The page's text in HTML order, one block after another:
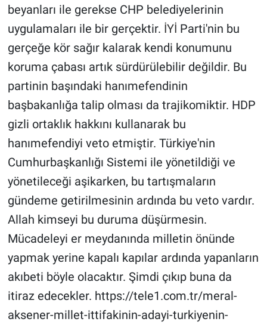
beyanları ile gerekse CHP belediyelerinin
uygulamaları ile bir gerçektir. İYİ Parti'nin bu
gerçeğe kör sağır kalarak kendi konumunu
koruma çabası artık sürdürülebilir değildir. Bu
partinin başındaki hanımefendinin
başbakanlığa talip olması da trajikomiktir. HDP
gizli ortaklık hakkını kullanarak bu
hanımefendiyi veto etmiştir. Türkiye'nin
Cumhurbaşkanlığı Sistemi ile yönetildiği ve
yönetileceği aşikarken, bu tartışmaların
gündeme getirilmesinin ardında bu veto vardır.
Allah kimseyi bu duruma düşürmesin.
Mücadeleyi er meydanında milletin önünde
yapmak yerine kapalı kapılar ardında yapanların
akıbeti böyle olacaktır. Şimdi çıkıp buna da
itiraz edecekler. https://tele1.com.tr/meral-
aksener-millet-ittifakinin-adayi-turkiyenin-